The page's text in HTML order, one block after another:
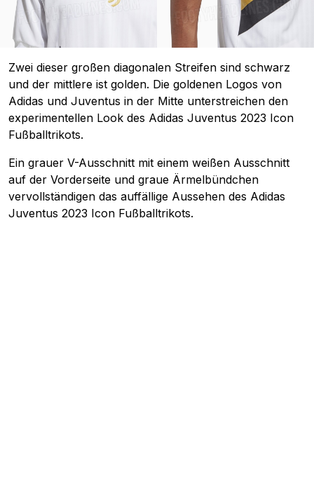
Zwei dieser großen diagonalen Streifen sind schwarz
und der mittlere ist golden. Die goldenen Logos von
Adidas und Juventus in der Mitte unterstreichen den
experimentellen Look des Adidas Juventus 2023 Icon
Fußballtrikots.
Ein grauer V-Ausschnitt mit einem weißen Ausschnitt
auf der Vorderseite und graue Ärmelbündchen
vervollständigen das auffällige Aussehen des Adidas
Juventus 2023 Icon Fußballtrikots.